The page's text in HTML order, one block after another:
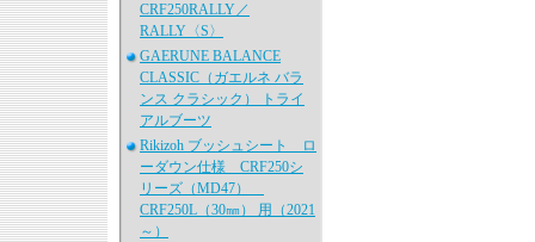
CRF250RALLY／
RALLY〈S〉
GAERUNE BALANCE
CLASSIC（ガエルネ バラ
ンス クラシック） トライ
アルブーツ
Rikizoh ブッシュシート ロ
ーダウン仕様 CRF250シ
リーズ（MD47）
CRF250L（30㎜） 用（2021
～）